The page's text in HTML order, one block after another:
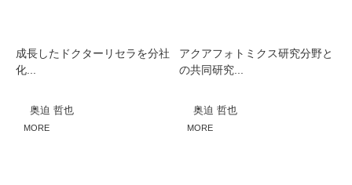
成長したドクターリセラを分社
化...
奥迫 哲也
MORE
アクアフォトミクス研究分野と
の共同研究...
奥迫 哲也
MORE